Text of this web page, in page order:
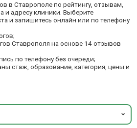
в Ставрополе по рейтингу, отзывам,
и адресу клиники. Выберите
и запишитесь онлайн или по телефону
Ставрополя на основе 14 отзывов
по телефону без очереди;
стаж, образование, категория, цены и